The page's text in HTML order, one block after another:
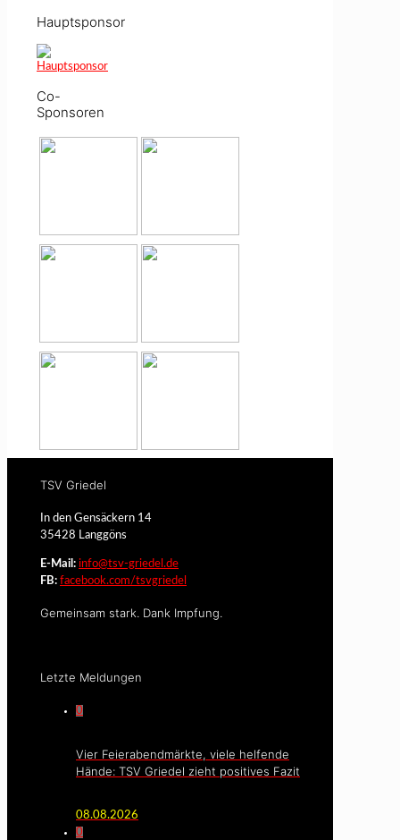
Hauptsponsor
Co-
Sponsoren
TSV Griedel
In den Gensäckern 14
35428 Langgöns
E-Mail: info@tsv-griedel.de
FB: facebook.com/tsvgriedel
Gemeinsam stark. Dank Impfung.
Letzte Meldungen
0
Vier Feierabendmärkte, viele helfende
Hände: TSV Griedel zieht positives Fazit
08.08.2026
0